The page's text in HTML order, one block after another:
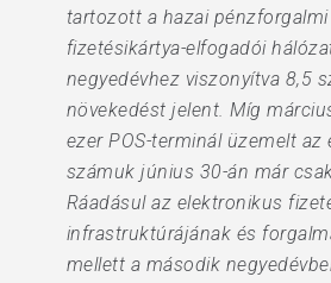
tartozott a hazai
fizetésikártya-elfogadói
negyedévhez viszonyítva 8,5
növekedést jelent. Míg
ezer POS-terminál üzemelt az
számuk június 30-án már
Ráadásul az elektronikus
infrastruktúrájának és
mellett a második